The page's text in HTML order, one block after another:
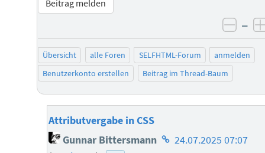
Beitrag melden
–
Übersicht alle Foren SELFHTML-Forum
anmelden
Benutzerkonto erstellen
Beitrag im Thread-Baum
Attributvergabe in CSS
Gunnar Bittersmann Homepage
24.07.2025 07:07